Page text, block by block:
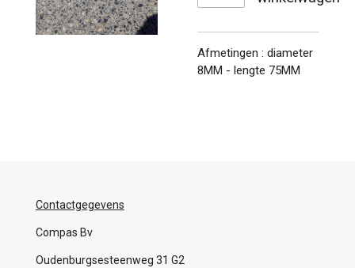
Afmetingen : diameter
8MM - lengte 75MM
Contactgegevens
Compas Bv
Oudenburgsesteenweg 31 G2